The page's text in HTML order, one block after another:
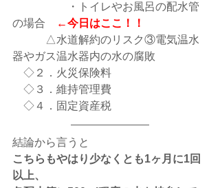
・トイレやお風呂の配水管
の場合
←今日はここ！！
△水道解約のリスク③電気温水
器やガス温水器内の水の腐敗
◇２．火災保険料
◇３．維持管理費
◇４．固定資産税
結論から言うと
こちらもやはり少なくとも1ヶ月に1回
以上、